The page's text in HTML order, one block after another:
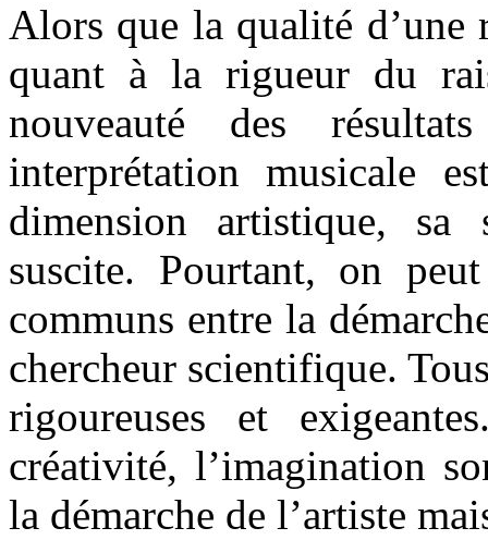
Alors que la qualité d’une
quant à la rigueur du
nouveauté des
interprétation musicale
dimension artistique, sa
suscite. Pourtant, on
communs entre la
chercheur scientifique.
rigoureuses et
créativité, l’imagination
la démarche de l’artiste